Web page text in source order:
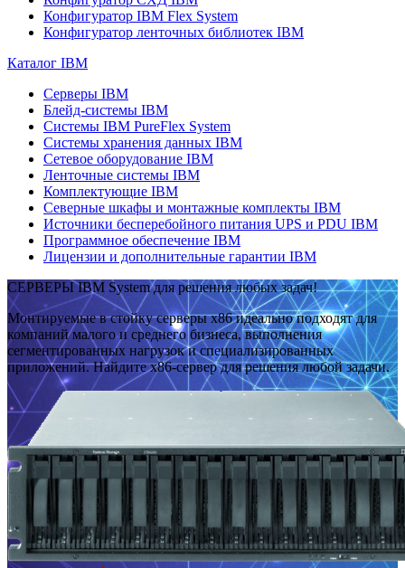
Конфигуратор IBM Flex System
Конфигуратор ленточных библиотек IBM
Каталог IBM
Серверы IBM
Блейд-системы IBM
Системы IBM PureFlex System
Системы хранения данных IBM
Сетевое оборудование IBM
Ленточные системы IBM
Комплектующие IBM
Северные шкафы и монтажные комплекты IBM
Источники бесперебойного питания UPS и PDU IBM
Программное обеспечение IBM
Лицензии и дополнительные гарантии IBM
СЕРВЕРЫ IBM System для решения любых задач!
Монтируемые в стойку серверы x86 идеально подходят для
компаний малого и среднего бизнеса, выполнения
сегментированных нагрузок и специализированных
приложений. Найдите x86-сервер для решения любой задачи.